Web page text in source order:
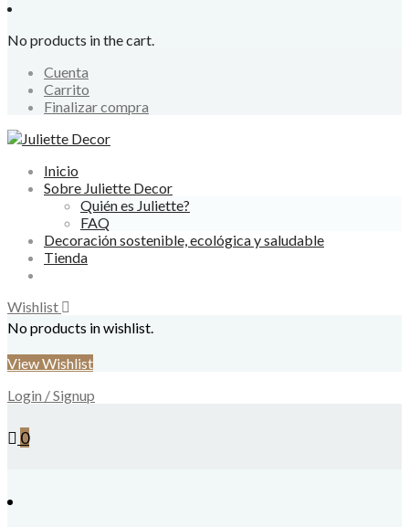
No products in the cart.
Cuenta
Carrito
Finalizar compra
Inicio
Sobre Juliette Decor
Quién es Juliette?
FAQ
Decoración sostenible, ecológica y saludable
Tienda
Wishlist
No products in wishlist.
View Wishlist
Login / Signup
0